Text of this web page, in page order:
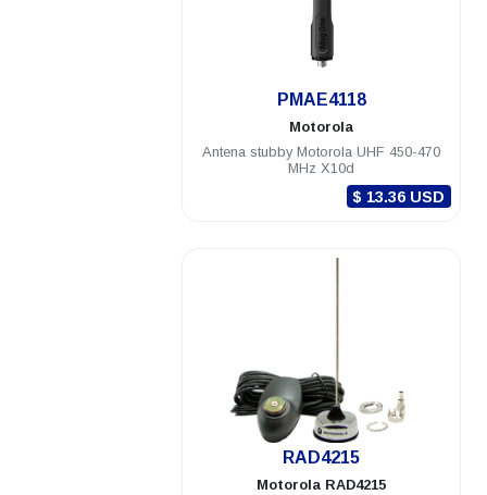
PMAE4118
Motorola
Antena stubby Motorola UHF 450-470
MHz X10d
$ 13.36 USD
RAD4215
Motorola RAD4215